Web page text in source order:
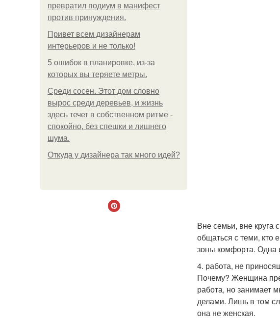
превратил подиум в манифест
против принуждения.
Привет всем дизайнерам
интерьеров и не только!
5 ошибок в планировке, из-за
которых вы теряете метры.
Среди сосен. Этот дом словно
вырос среди деревьев, и жизнь
здесь течет в собственном ритме -
спокойно, без спешки и лишнего
шума.
Откуда у дизайнера так много идей?
Вне семьи, вне круга
общаться с теми, кто
зоны комфорта. Одна
4. работа, не
Почему? Женщина
работа, но занимает
делами. Лишь в том
она не женская.